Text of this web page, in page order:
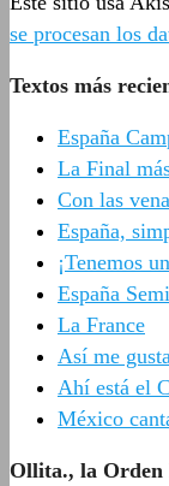
se procesan los
Textos más
España
La Final
Con las
España,
¡Tenemos
España
La France
Así me
Ahí está el
México
Ollita., la Orden